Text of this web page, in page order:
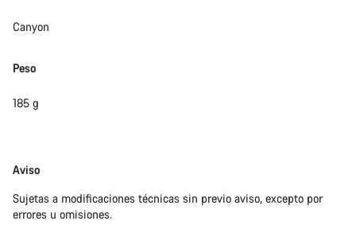
Canyon
Peso
185 g
Exención
responsabilidades
Aviso
Sujetas a modificaciones técnicas sin previo aviso, excepto por
errores u omisiones.